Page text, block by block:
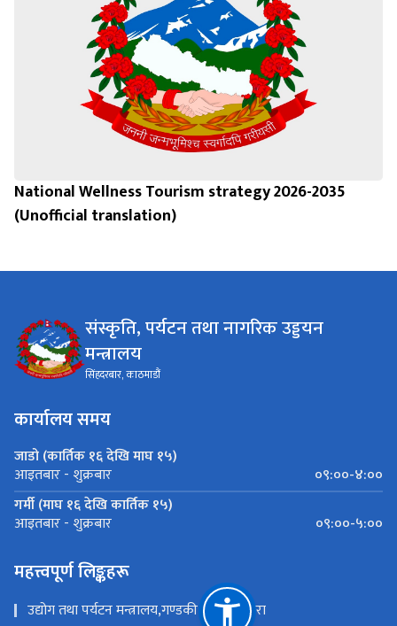
National Wellness Tourism strategy 2026-2035
(Unofficial translation)
संस्कृति, पर्यटन तथा नागरिक उड्डयन
मन्त्रालय
सिंहदरबार, काठमाडौं
कार्यालय समय
जाडो (कार्तिक १६ देखि माघ १५)
आइतबार - शुक्रबार
०९:००-४:००
गर्मी (माघ १६ देखि कार्तिक १५)
आइतबार - शुक्रबार ०९:००-५:००
महत्त्वपूर्ण लिङ्कहरू
उद्योग तथा पर्यटन मन्त्रालय,गण्डकी प्रदेश ,पोखरा